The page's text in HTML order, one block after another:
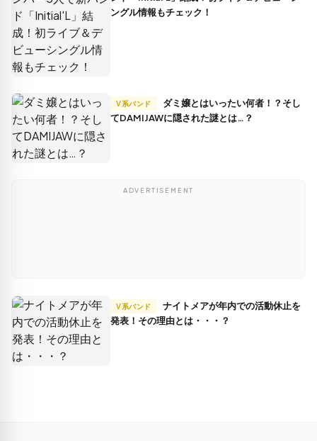
ングル情報もチェック！
V系バンド
てDAMIJAWに隠された謎とは…？
ADVERTISEMENT
V系バンド
発表！その理由とは・・・？